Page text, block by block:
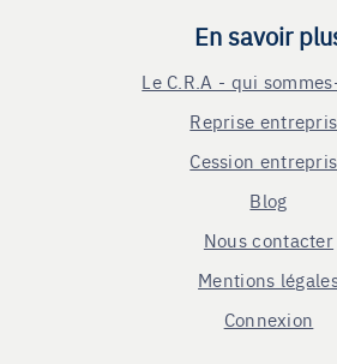
En savoir
Le C.R.A - qui
Reprise
Cession
Blog
Nous contacter
Mentions
Connexion